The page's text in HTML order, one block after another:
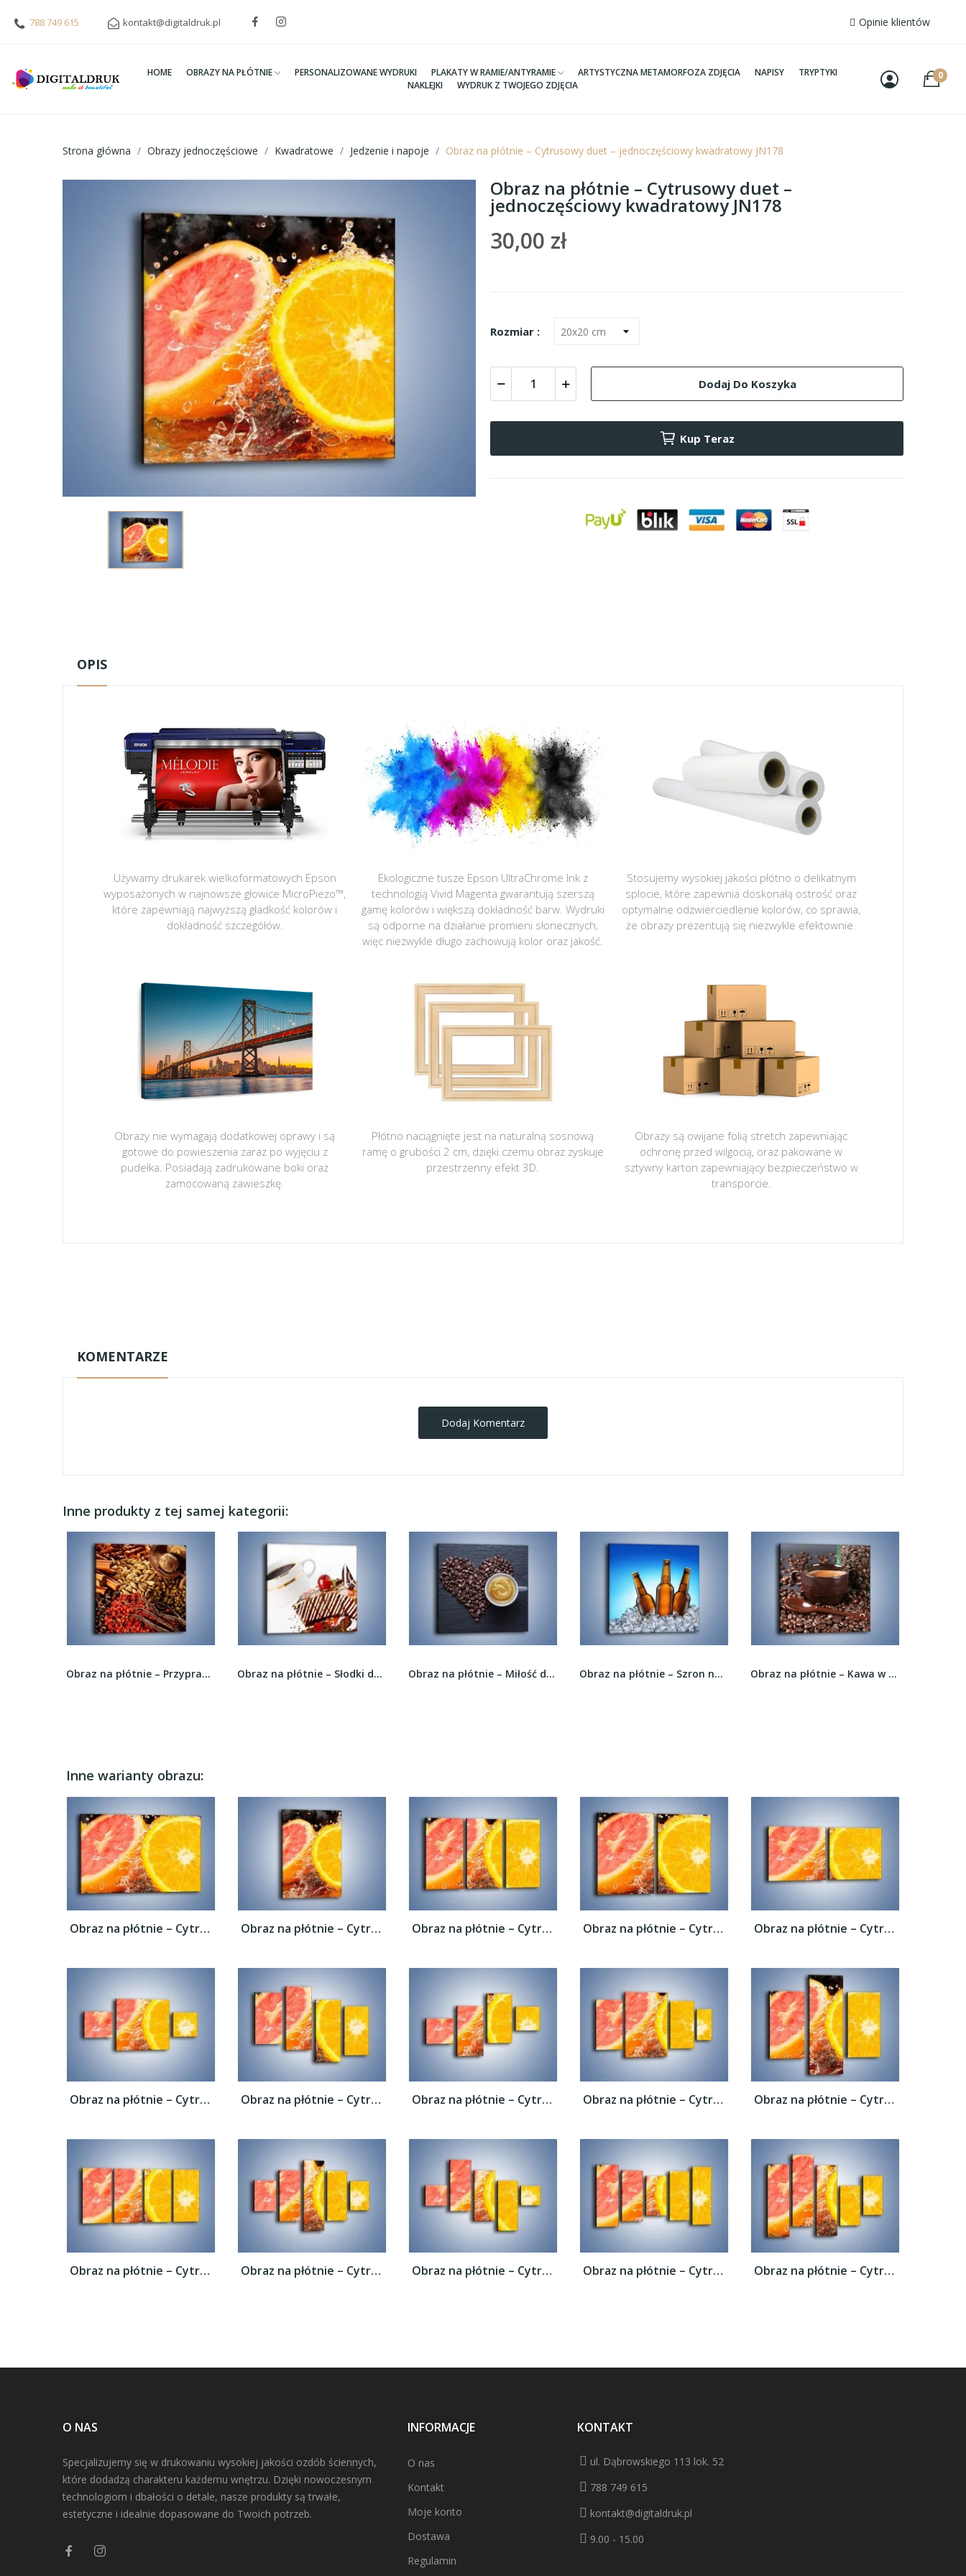
788 749 615 kontakt@digitaldruk.pl Opinie klientów
HOME OBRAZY NA PŁÓTNIE PERSONALIZOWANE WYDRUKI PLAKATY W RAMIE/ANTYRAMIE ARTYSTYCZNA METAMORFOZA ZDJĘCIA NAPISY
TRYPTYKI
NAKLEJKI
WYDRUK Z TWOJEGO ZDJĘCIA
0
Strona główna Obrazy jednoczęściowe Kwadratowe Jedzenie i napoje Obraz na płótnie – Cytrusowy duet – jednoczęściowy kwadratowy JN178
Obraz na płótnie – Cytrusowy duet –
jednoczęściowy kwadratowy JN178
30,00 zł
Rozmiar :
Dodaj Do Koszyka
Kup Teraz
OPIS
Używamy drukarek wielkoformatowych Epson
wyposażonych w najnowsze głowice MicroPiezo™,
które zapewniają najwyższą gładkość kolorów i
dokładność szczegółów.
Ekologiczne tusze Epson UltraChrome Ink z
technologią Vivid Magenta gwarantują szerszą
gamę kolorów i większą dokładność barw. Wydruki
są odporne na działanie promieni słonecznych,
więc niezwykle długo zachowują kolor oraz jakość.
Stosujemy wysokiej jakości płótno o delikatnym
splocie, które zapewnia doskonałą ostrość oraz
optymalne odzwierciedlenie kolorów, co sprawia,
że obrazy prezentują się niezwykle efektownie.
Obrazy nie wymagają dodatkowej oprawy i są
gotowe do powieszenia zaraz po wyjęciu z
pudełka. Posiadają zadrukowane boki oraz
zamocowaną zawieszkę.
Płótno naciągnięte jest na naturalną sosnową
ramę o grubości 2 cm, dzięki czemu obraz zyskuje
przestrzenny efekt 3D.
Obrazy są owijane folią stretch zapewniając
ochronę przed wilgocią, oraz pakowane w
sztywny karton zapewniający bezpieczeństwo w
transporcie.
KOMENTARZE
Dodaj Komentarz
Inne produkty z tej samej kategorii:
Obraz na płótnie – Słodki dodatek do małej... Obraz na płótnie – Miłość do czarnej kawy –... Obraz na płótnie – Szron na butelkach piwa –... Obraz na płótnie – Kawa w ciemnej filiżance –... Obraz na płótnie – Piwo słodko-gorzkie –...
Inne warianty obrazu:
Obraz na płótnie – Cytrusowy duet –... Obraz na płótnie – Cytrusowy duet –... Obraz na płótnie – Cytrusowy duet –... Obraz na płótnie – Cytrusowy duet –... Obraz na płótnie – Cytrusowy duet –...
Obraz na płótnie – Cytrusowy duet –... Obraz na płótnie – Cytrusowy duet –... Obraz na płótnie – Cytrusowy duet –... Obraz na płótnie – Cytrusowy duet –... Obraz na płótnie – Cytrusowy duet –...
Obraz na płótnie – Cytrusowy duet –... Obraz na płótnie – Cytrusowy duet –... Obraz na płótnie – Cytrusowy duet –... Obraz na płótnie – Cytrusowy duet –... Obraz na płótnie – Cytrusowy duet –...
O NAS
Specjalizujemy się w drukowaniu wysokiej jakości ozdób ściennych,
które dodadzą charakteru każdemu wnętrzu. Dzięki nowoczesnym
technologiom i dbałości o detale, nasze produkty są trwałe,
estetyczne i idealnie dopasowane do Twoich potrzeb.
INFORMACJE
O nas
Kontakt
Moje konto
Dostawa
Regulamin
KONTAKT
ul. Dąbrowskiego 113 lok. 52
788 749 615
kontakt@digitaldruk.pl
9.00 - 15.00